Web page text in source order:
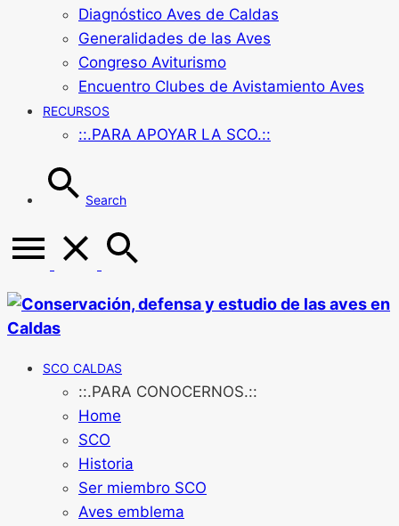
Diagnóstico Aves de Caldas
Generalidades de las Aves
Congreso Aviturismo
Encuentro Clubes de Avistamiento Aves
RECURSOS
::.PARA APOYAR LA SCO.::
Search
SCO CALDAS
::.PARA CONOCERNOS.::
Home
SCO
Historia
Ser miembro SCO
Aves emblema